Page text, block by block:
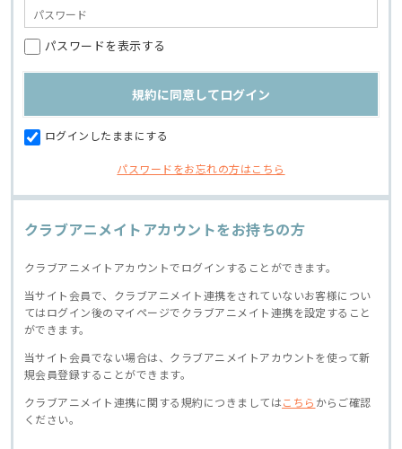
パスワードを表示する
ログインしたままにする
パスワードをお忘れの方はこちら
クラブアニメイトアカウントをお持ちの方
クラブアニメイトアカウントでログインすることができます。
当サイト会員で、クラブアニメイト連携をされていないお客様につい
てはログイン後のマイページでクラブアニメイト連携を設定すること
ができます。
当サイト会員でない場合は、クラブアニメイトアカウントを使って新
規会員登録することができます。
クラブアニメイト連携に関する規約につきましてはこちら からご確認
ください。